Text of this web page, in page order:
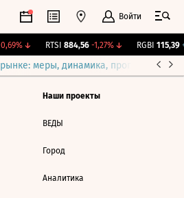
Войти
↓ RTSI 884,56 -1,27%↓ RGBI 115,39
меры, динамика, прогнозы
Наши проекты
ВЕДЫ
Город
Аналитика